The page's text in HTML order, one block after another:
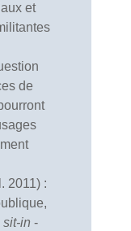
et
de
2011) :
sit-in -